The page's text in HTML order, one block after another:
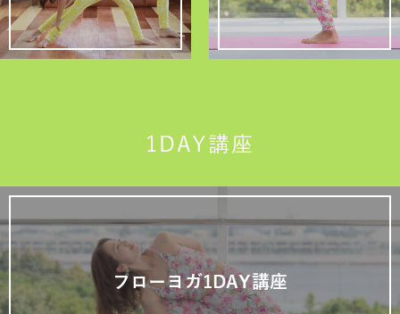
1DAY講座
フローヨガ1DAY講座